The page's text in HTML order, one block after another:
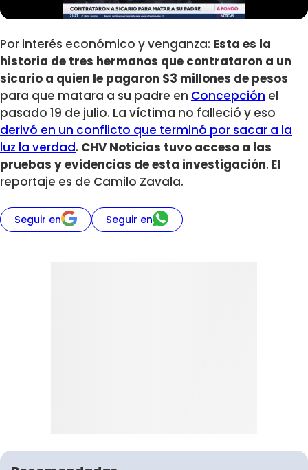
Por interés económico y venganza: Esta es la
historia de tres hermanos que contrataron a un
sicario a quien le pagaron $3 millones de pesos
para que matara a su padre en Concepción el
pasado 19 de julio. La víctima no falleció y eso
derivó en un conflicto que terminó por sacar a la
luz la verdad. CHV Noticias tuvo acceso a las
pruebas y evidencias de esta investigación. El
reportaje es de Camilo Zavala.
Seguir en Seguir en